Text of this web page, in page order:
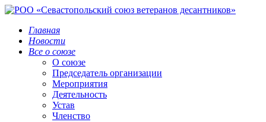
Главная
Новости
Все о союзе
О союзе
Председатель организации
Мероприятия
Деятельность
Устав
Членство